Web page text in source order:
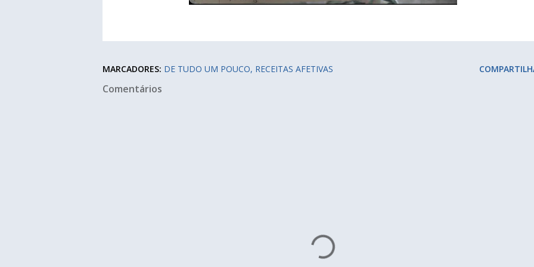
MARCADORES: DE TUDO UM POUCO RECEITAS AFETIVAS
Comentários